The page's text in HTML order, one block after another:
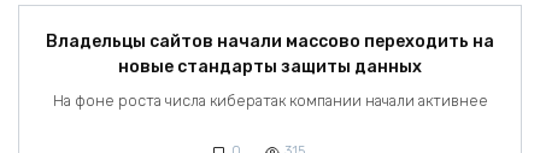
Владельцы сайтов начали массово переходить на
новые стандарты защиты данных
На фоне роста числа кибератак компании начали активнее